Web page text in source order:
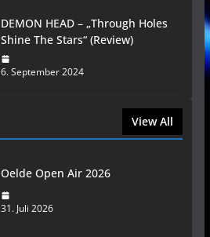
DEMON HEAD – „Through Holes
Shine The Stars“ (Review)
6. September 2024
View All
Oelde Open Air 2026
31. Juli 2026